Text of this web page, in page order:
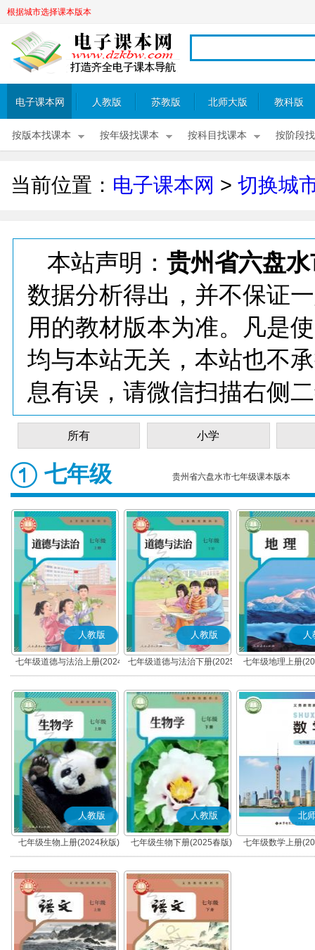
根据城市选择课本版本
电子课本网 人教版 苏教版 北师大版 教科版
按版本找课本 按年级找课本 按科目找课本 按阶段
当前位置： 电子课本网 > 切换城
本站声明： 贵州省六盘
数据分析得出，并不保证
用的教材版本为准。凡是
均与本站无关，本站也不
息有误，请微信扫描右侧
所有 小学
七年级 贵州省六盘水市七年级课本版本
人教版
七年级道德与法治上册(2024
秋版)(部编版)
人教版
七年级道德与法治下册(2025
春版)(部编版)
人
七年级地理上册
人教版
七年级生物上册(2024秋版)
人教版
七年级生物下册(2025春版)
北
七年级数学上册